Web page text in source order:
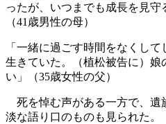
ったが、いつまでも成長を見守
（41歳男性の母）
「一緒に過ごす時間をなくし
生きていた。（植松被告に）
い」（35歳女性の父）
死を悼む声がある一方で、遺
淡な語り口のものも見られた。